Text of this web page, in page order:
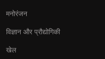
मनोरंजन
विज्ञान और प्रौद्योगिकी
खेल